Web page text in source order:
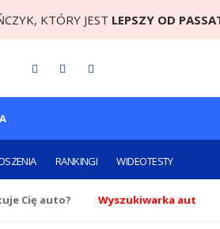
KTÓRY JEST LEPSZY OD
RANKINGI WIDEOTESTY
Cię auto? Wyszukiwarka aut